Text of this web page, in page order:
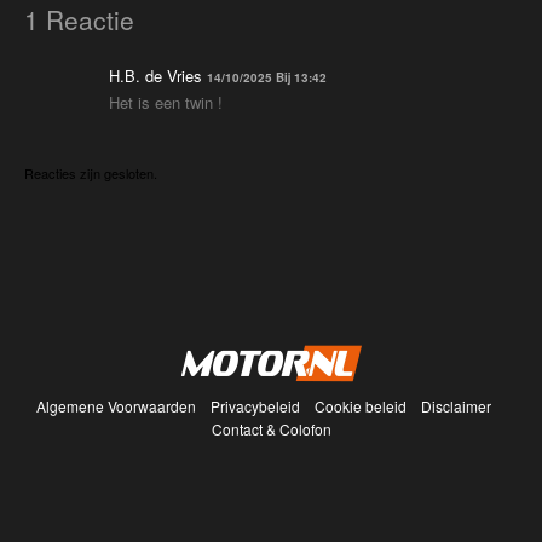
1 Reactie
H.B. de Vries 14/10/2025 Bij 13:42
Het is een twin !
Reacties zijn gesloten.
Algemene Voorwaarden Privacybeleid Cookie beleid
Disclaimer
Contact & Colofon